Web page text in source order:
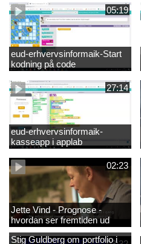
05:19
eud-erhvervsinformaik-Start
kodning på code
27:14
eud-erhvervsinformaik-
kasseapp i applab
02:23
Jette Vind - Prognose -
hvordan ser fremtiden ud
Stig Guldberg om portfolio i